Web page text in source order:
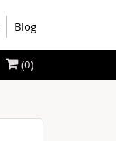
Blog
(0)